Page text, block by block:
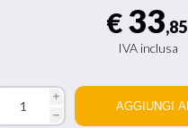
€33,85
IVA inclusa
i
h